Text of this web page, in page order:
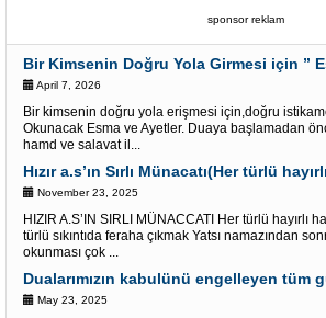
sponsor reklam
Bir Kimsenin Doğru Yola Girmesi için ”
April 7, 2026
Bir kimsenin doğru yola erişmesi için,doğru
Okunacak Esma ve Ayetler. Duaya başlamadan
hamd ve salavat il...
November 23, 2025
HIZIR A.S’IN SIRLI MÜNACCATI Her türlü hayırlı
türlü sıkıntıda feraha çıkmak Yatsı namazından
okunması çok ...
May 23, 2025